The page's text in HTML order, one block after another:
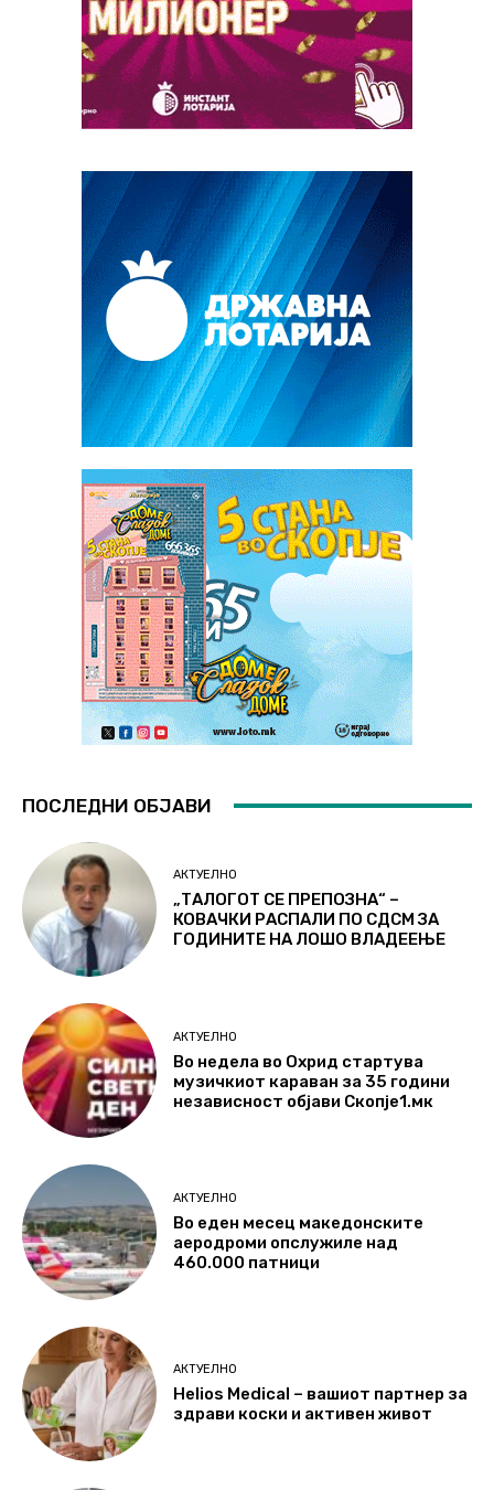
ПОСЛЕДНИ ОБЈАВИ
АКТУЕЛНО
„ТАЛОГОТ СЕ ПРЕПОЗНА“ –
КОВАЧКИ РАСПАЛИ ПО СДСМ ЗА
ГОДИНИТЕ НА ЛОШО ВЛАДЕЕЊЕ
АКТУЕЛНО
Во недела во Охрид стартува
музичкиот караван за 35 години
независност објави Скопје1.мк
АКТУЕЛНО
Во еден месец македонските
аеродроми опслужиле над
460.000 патници
АКТУЕЛНО
Helios Medical – вашиот партнер за
здрави коски и активен живот